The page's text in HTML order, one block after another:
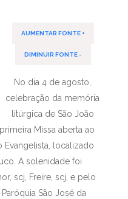
AUMENTAR FONTE +
DIMINUIR FONTE -
No dia 4 de agosto,
celebração da memória
litúrgica de São João
Missa aberta ao
Evangelista, localizado
A solenidade foi
scj, Freire, scj, e pelo
São José da